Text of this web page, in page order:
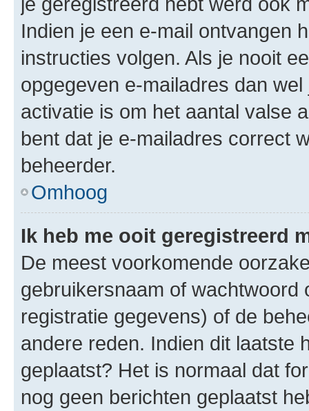
Indien je een e-mail ontvangen
instructies volgen. Als je nooit
opgegeven e-mailadres dan
activatie is om het aantal valse
bent dat je e-mailadres correct
beheerder.
Omhoog
Ik heb me ooit geregistreerd
De meest voorkomende
gebruikersnaam of wachtwoord
registratie gegevens) of de
andere reden. Indien dit laatste
geplaatst? Het is normaal dat
nog geen berichten geplaatst